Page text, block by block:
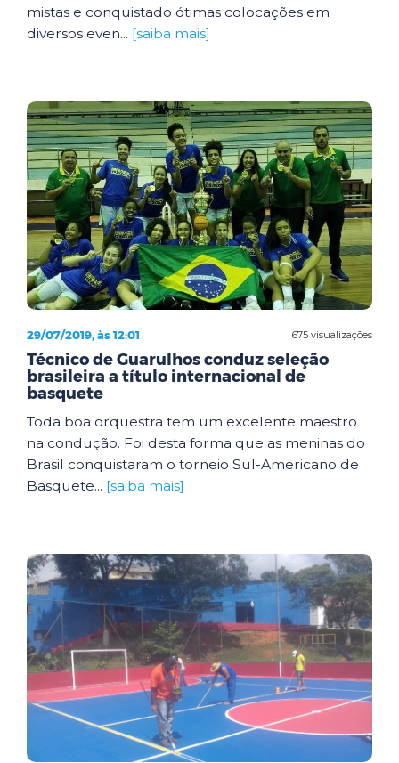
mistas e conquistado ótimas colocações em
diversos even... [saiba mais]
675 visualizações
29/07/2019, às 12:01
Técnico de Guarulhos conduz seleção
brasileira a título internacional de
basquete
Toda boa orquestra tem um excelente maestro
na condução. Foi desta forma que as meninas do
Brasil conquistaram o torneio Sul-Americano de
Basquete... [saiba mais]